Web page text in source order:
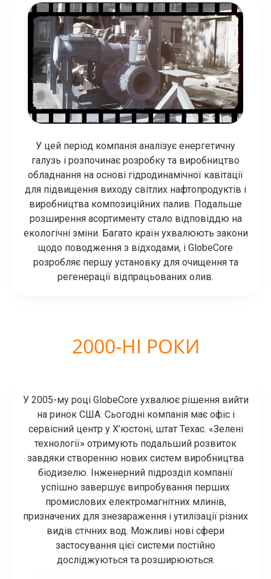
У цей період компанія аналізує енергетичну
галузь і розпочинає розробку та виробництво
обладнання на основі гідродинамічної кавітації
для підвищення виходу світлих нафтопродуктів і
виробництва композиційних палив. Подальше
розширення асортименту стало відповіддю на
екологічні зміни. Багато країн ухвалюють закони
щодо поводження з відходами, і GlobeCore
розробляє першу установку для очищення та
регенерації відпрацьованих олив.
2000-НІ РОКИ
У 2005-му році GlobeCore ухвалює рішення вийти
на ринок США. Сьогодні компанія має офіс і
сервісний центр у Х’юстоні, штат Техас. «Зелені
технології» отримують подальший розвиток
завдяки створенню нових систем виробництва
біодизелю. Інженерний підрозділ компанії
успішно завершує випробування перших
промислових електромагнітних млинів,
призначених для знезараження і утилізації різних
видів стічних вод. Можливі нові сфери
застосування цієї системи постійно
досліджуються та розширюються.